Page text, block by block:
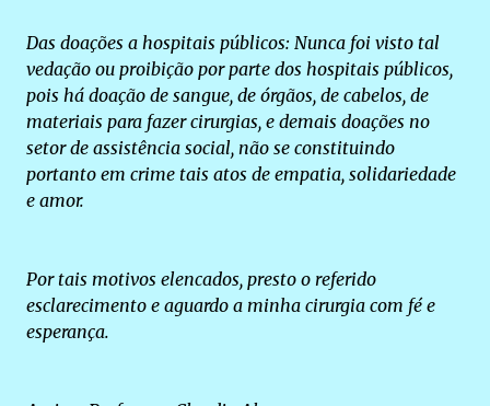
Das doações a hospitais públicos: Nunca foi visto tal
vedação ou proibição por parte dos hospitais públicos,
pois há doação de sangue, de órgãos, de cabelos, de
materiais para fazer cirurgias, e demais doações no
setor de assistência social, não se constituindo
portanto em crime tais atos de empatia, solidariedade
e amor.
Por tais motivos elencados, presto o referido
esclarecimento e aguardo a minha cirurgia com fé e
esperança.